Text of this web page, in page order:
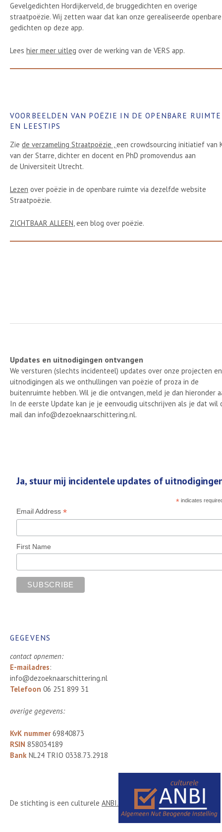
Gevelgedichten Hordijkerveld, de bruggedichten en overige
straatpoëzie. Wij zetten waar dat kan onze gerealiseerde openbare
gedichten op deze app.
Lees hier meer uitleg over de werking van de VERS app.
VOORBEELDEN VAN POËZIE IN DE OPENBARE RUIMTE
EN LEESTIPS
Zie de verzameling Straatpoëzie ,een crowdsourcing initiatief van
van der Starre, dichter en docent en PhD promovendus aan
de Universiteit Utrecht.
Lezen over poëzie in de openbare ruimte via dezelfde website
Straatpoëzie.
ZICHTBAAR ALLEEN, een blog over poëzie.
Updates en uitnodigingen ontvangen
We versturen (slechts incidenteel) updates over onze projecten en
uitnodigingen als we onthullingen van poëzie of proza in de
buitenruimte hebben. Wil je die ontvangen, meld je dan hieronder
In de eerste Update kan je je eenvoudig uitschrijven als je dat wil
mail dan info@dezoeknaarschittering.nl.
Ja, stuur mij incidentele updates of
*indicates
Email Address*
First Name
GEGEVENS
contact opnemen:
E-mailadres:
info@dezoeknaarschittering.nl
Telefoon 06 251 899 31
overige gegevens:
KvK nummer69840873
RSIN 858034189
Bank NL24 TRIO 0338.73.2918
De stichting is een culturele ANBI.